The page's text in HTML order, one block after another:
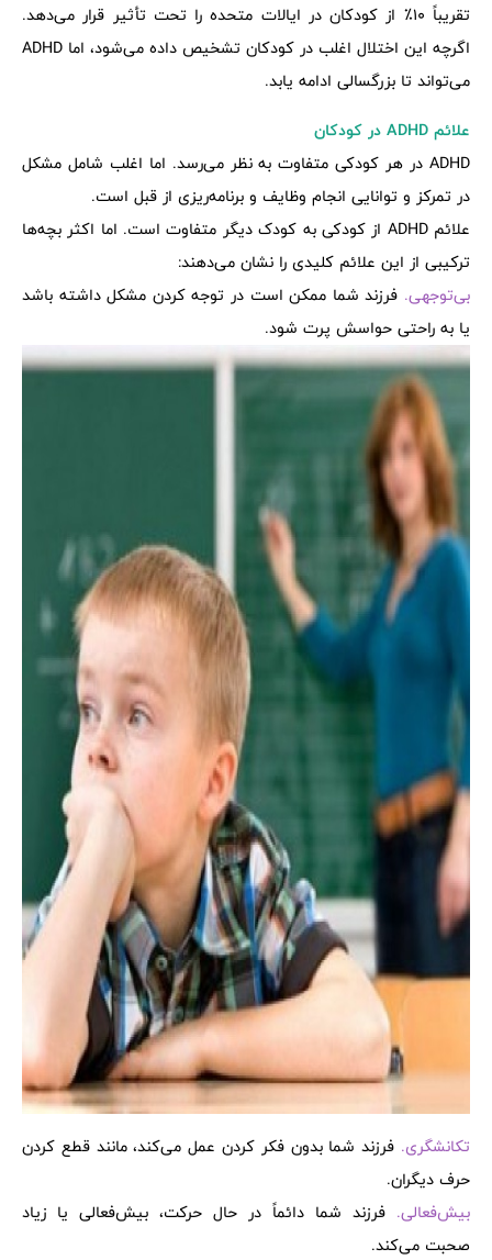
تقریباً 10٪ از کودکان در ایالات متحده را تحت تأثیر قرار می‌دهد.
اگرچه این اختلال اغلب در کودکان تشخیص داده می‌شود، اما ADHD
می‌تواند تا بزرگسالی ادامه یابد.
علائم ADHD در کودکان
ADHD در هر کودکی متفاوت به نظر می‌رسد. اما اغلب شامل مشکل
در تمرکز و توانایی انجام وظایف و برنامه‌ریزی از قبل است.
علائم ADHD از کودکی به کودک دیگر متفاوت است. اما اکثر بچه‌ها
ترکیبی از این علائم کلیدی را نشان می‌دهند:
بی‌توجهی. فرزند شما ممکن است در توجه کردن مشکل داشته باشد
یا به راحتی حواسش پرت شود.
تکانشگری. فرزند شما بدون فکر کردن عمل می‌کند، مانند قطع کردن
حرف دیگران.
بیش‌فعالی. فرزند شما دائماً در حال حرکت، بیش‌فعالی یا زیاد
صحبت می‌کند.